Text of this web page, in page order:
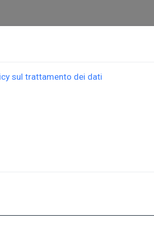
ORDINI
sul trattamento dei dati